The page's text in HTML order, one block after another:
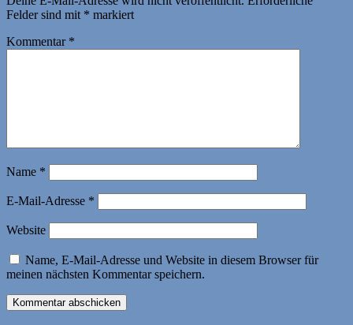
Felder sind mit * markiert
Kommentar *
Name *
E-Mail-Adresse *
Website
Name, E-Mail-Adresse und Website in diesem Browser für
meinen nächsten Kommentar speichern.